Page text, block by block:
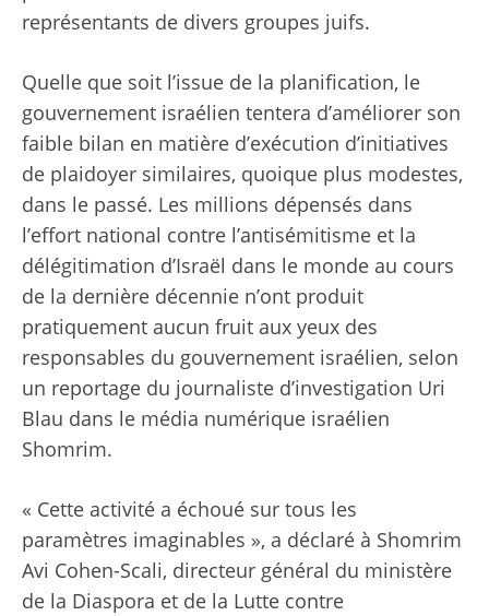
représentants de divers groupes juifs.
Quelle que soit l’issue de la planification, le
gouvernement israélien tentera d’améliorer son
faible bilan en matière d’exécution d’initiatives
de plaidoyer similaires, quoique plus modestes,
dans le passé. Les millions dépensés dans
l’effort national contre l’antisémitisme et la
délégitimation d’Israël dans le monde au cours
de la dernière décennie n’ont produit
pratiquement aucun fruit aux yeux des
responsables du gouvernement israélien, selon
un reportage du journaliste d’investigation Uri
Blau dans le média numérique israélien
Shomrim.
« Cette activité a échoué sur tous les
paramètres imaginables », a déclaré à Shomrim
Avi Cohen-Scali, directeur général du ministère
de la Diaspora et de la Lutte contre